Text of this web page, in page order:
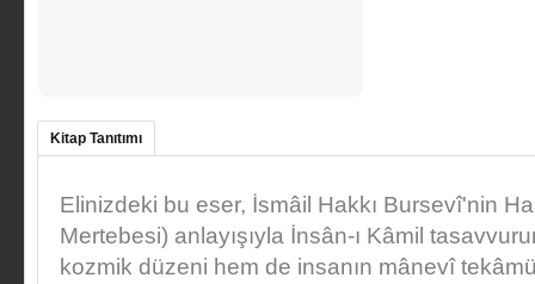
Kitap Tanıtımı
Elinizdeki bu eser, İsmâil Hakkı Bursevî'nin
Mertebesi) anlayışıyla İnsân-ı Kâmil
kozmik düzeni hem de insanın mânevî